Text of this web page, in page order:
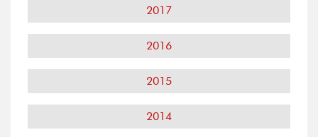
2017
2016
2015
2014